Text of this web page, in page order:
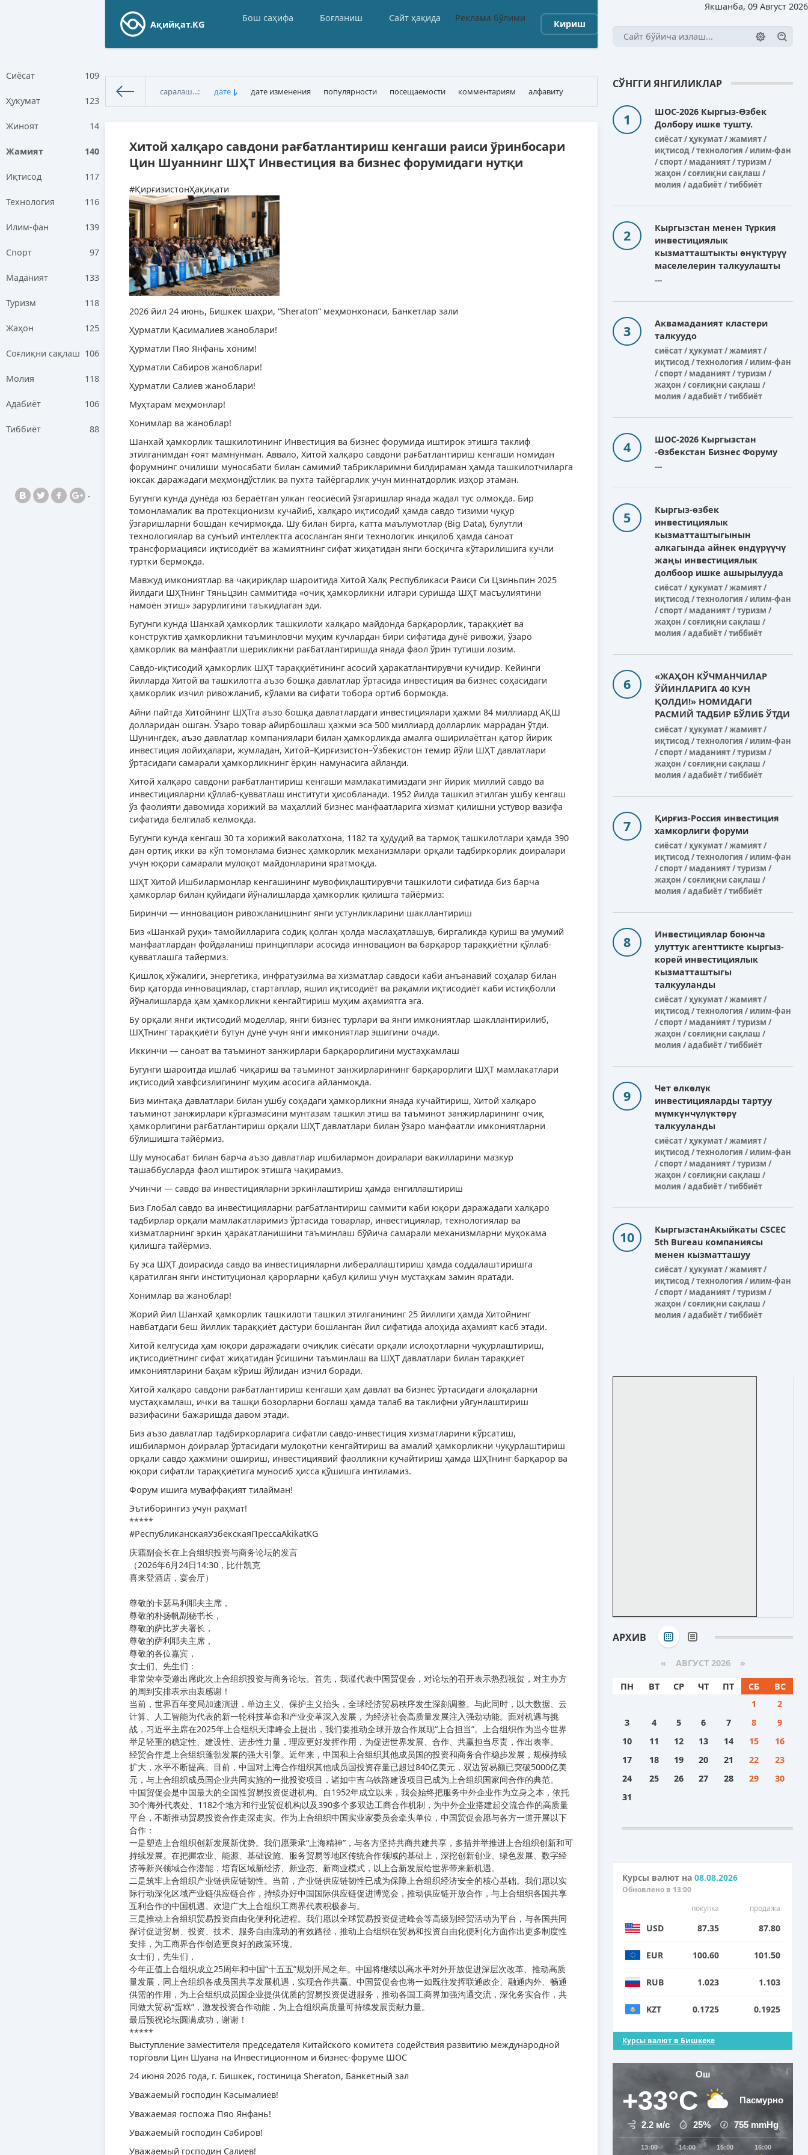
Якшанба, 09 Август 2026
Ақийқат.KG
Бош саҳифа Боғланиш Сайт ҳақида Реклама бўлими
Кириш
Сиёсат 109
Ҳукумат 123
Жиноят 14
Жамият 140
Иқтисод 117
Технология 116
Илим-фан 139
Спорт 97
Маданият 133
Туризм 118
Жаҳон 125
Соғлиқни сақлаш 106
Молия 118
Адабиёт 106
Тиббиёт 88
.
саралаш...: дате дате изменения популярности посещаемости комментариям алфавиту
Хитой халқаро савдони рағбатлантириш кенгаши раиси ўринбосари
Цин Шуаннинг ШҲТ Инвестиция ва бизнес форумидаги нутқи
#ҚирғизистонҲақиқати
2026 йил 24 июнь, Бишкек шаҳри, “Sheraton” меҳмонхонаси, Банкетлар зали
Ҳурматли Қасималиев жаноблари!
Ҳурматли Пяо Янфань хоним!
Ҳурматли Сабиров жаноблари!
Ҳурматли Салиев жаноблари!
Муҳтарам меҳмонлар!
Хонимлар ва жаноблар!
Шанхай ҳамкорлик ташкилотининг Инвестиция ва бизнес форумида иштирок этишга таклиф
этилганимдан ғоят мамнунман. Аввало, Хитой халқаро савдони рағбатлантириш кенгаши номидан
форумнинг очилиши муносабати билан самимий табрикларимни билдираман ҳамда ташкилотчиларга
юксак даражадаги меҳмондўстлик ва пухта тайёргарлик учун миннатдорлик изҳор этаман.
Бугунги кунда дунёда юз бераётган улкан геосиёсий ўзгаришлар янада жадал тус олмоқда. Бир
томонламалик ва протекционизм кучайиб, халқаро иқтисодий ҳамда савдо тизими чуқур
ўзгаришларни бошдан кечирмоқда. Шу билан бирга, катта маълумотлар (Big Data), булутли
технологиялар ва сунъий интеллектга асосланган янги технологик инқилоб ҳамда саноат
трансформацияси иқтисодиёт ва жамиятнинг сифат жиҳатидан янги босқичга кўтарилишига кучли
туртки бермоқда.
Мавжуд имкониятлар ва чақириқлар шароитида Хитой Халқ Республикаси Раиси Си Цзиньпин 2025
йилдаги ШҲТнинг Тяньцзин саммитида «очиқ ҳамкорликни илгари суришда ШҲТ масъулиятини
намоён этиш» зарурлигини таъкидлаган эди.
Бугунги кунда Шанхай ҳамкорлик ташкилоти халқаро майдонда барқарорлик, тараққиёт ва
конструктив ҳамкорликни таъминловчи муҳим кучлардан бири сифатида дунё ривожи, ўзаро
ҳамкорлик ва манфаатли шерикликни рағбатлантиришда янада фаол ўрин тутиши лозим.
Савдо-иқтисодий ҳамкорлик ШҲТ тараққиётининг асосий ҳаракатлантирувчи кучидир. Кейинги
йилларда Хитой ва ташкилотга аъзо бошқа давлатлар ўртасида инвестиция ва бизнес соҳасидаги
ҳамкорлик изчил ривожланиб, кўлами ва сифати тобора ортиб бормоқда.
Айни пайтда Хитойнинг ШҲТга аъзо бошқа давлатлардаги инвестициялари ҳажми 84 миллиард АҚШ
долларидан ошган. Ўзаро товар айирбошлаш ҳажми эса 500 миллиард долларлик маррадан ўтди.
Шунингдек, аъзо давлатлар компаниялари билан ҳамкорликда амалга оширилаётган қатор йирик
инвестиция лойиҳалари, жумладан, Хитой–Қирғизистон–Ўзбекистон темир йўли ШҲТ давлатлари
ўртасидаги самарали ҳамкорликнинг ёрқин намунасига айланди.
Хитой халқаро савдони рағбатлантириш кенгаши мамлакатимиздаги энг йирик миллий савдо ва
инвестицияларни қўллаб-қувватлаш институти ҳисобланади. 1952 йилда ташкил этилган ушбу кенгаш
ўз фаолияти давомида хорижий ва маҳаллий бизнес манфаатларига хизмат қилишни устувор вазифа
сифатида белгилаб келмоқда.
Бугунги кунда кенгаш 30 та хорижий ваколатхона, 1182 та ҳудудий ва тармоқ ташкилотлари ҳамда 390
дан ортиқ икки ва кўп томонлама бизнес ҳамкорлик механизмлари орқали тадбиркорлик доиралари
учун юқори самарали мулоқот майдонларини яратмоқда.
ШҲТ Хитой Ишбилармонлар кенгашининг мувофиқлаштирувчи ташкилоти сифатида биз барча
ҳамкорлар билан қуйидаги йўналишларда ҳамкорлик қилишга тайёрмиз:
Биринчи — инновацион ривожланишнинг янги устунликларини шакллантириш
Биз «Шанхай руҳи» тамойилларига содиқ қолган ҳолда маслаҳатлашув, биргаликда қуриш ва умумий
манфаатлардан фойдаланиш принциплари асосида инновацион ва барқарор тараққиётни қўллаб-
қувватлашга тайёрмиз.
Қишлоқ хўжалиги, энергетика, инфратузилма ва хизматлар савдоси каби анъанавий соҳалар билан
бир қаторда инновациялар, стартаплар, яшил иқтисодиёт ва рақамли иқтисодиёт каби истиқболли
йўналишларда ҳам ҳамкорликни кенгайтириш муҳим аҳамиятга эга.
Бу орқали янги иқтисодий моделлар, янги бизнес турлари ва янги имкониятлар шакллантирилиб,
ШҲТнинг тараққиёти бутун дунё учун янги имкониятлар эшигини очади.
Иккинчи — саноат ва таъминот занжирлари барқарорлигини мустаҳкамлаш
Бугунги шароитда ишлаб чиқариш ва таъминот занжирларининг барқарорлиги ШҲТ мамлакатлари
иқтисодий хавфсизлигининг муҳим асосига айланмоқда.
Биз минтақа давлатлари билан ушбу соҳадаги ҳамкорликни янада кучайтириш, Хитой халқаро
таъминот занжирлари кўргазмасини мунтазам ташкил этиш ва таъминот занжирларининг очиқ
ҳамкорлигини рағбатлантириш орқали ШҲТ давлатлари билан ўзаро манфаатли имкониятларни
бўлишишга тайёрмиз.
Шу муносабат билан барча аъзо давлатлар ишбилармон доиралари вакилларини мазкур
ташаббусларда фаол иштирок этишга чақирамиз.
Учинчи — савдо ва инвестицияларни эркинлаштириш ҳамда енгиллаштириш
Биз Глобал савдо ва инвестицияларни рағбатлантириш саммити каби юқори даражадаги халқаро
тадбирлар орқали мамлакатларимиз ўртасида товарлар, инвестициялар, технологиялар ва
хизматларнинг эркин ҳаракатланишини таъминлаш бўйича самарали механизмларни муҳокама
қилишга тайёрмиз.
Бу эса ШҲТ доирасида савдо ва инвестицияларни либераллаштириш ҳамда соддалаштиришга
қаратилган янги институционал қарорларни қабул қилиш учун мустаҳкам замин яратади.
Хонимлар ва жаноблар!
Жорий йил Шанхай ҳамкорлик ташкилоти ташкил этилганининг 25 йиллиги ҳамда Хитойнинг
навбатдаги беш йиллик тараққиёт дастури бошланган йил сифатида алоҳида аҳамият касб этади.
Хитой келгусида ҳам юқори даражадаги очиқлик сиёсати орқали ислоҳотларни чуқурлаштириш,
иқтисодиётнинг сифат жиҳатидан ўсишини таъминлаш ва ШҲТ давлатлари билан тараққиёт
имкониятларини баҳам кўриш йўлидан изчил боради.
Хитой халқаро савдони рағбатлантириш кенгаши ҳам давлат ва бизнес ўртасидаги алоқаларни
мустаҳкамлаш, ички ва ташқи бозорларни боғлаш ҳамда талаб ва таклифни уйғунлаштириш
вазифасини бажаришда давом этади.
Биз аъзо давлатлар тадбиркорларига сифатли савдо-инвестиция хизматларини кўрсатиш,
ишбилармон доиралар ўртасидаги мулоқотни кенгайтириш ва амалий ҳамкорликни чуқурлаштириш
орқали савдо ҳажмини ошириш, инвестициявий фаолликни кучайтириш ҳамда ШҲТнинг барқарор ва
юқори сифатли тараққиётига муносиб ҳисса қўшишга интиламиз.
Форум ишига муваффақият тилайман!
Эътиборингиз учун раҳмат!
*****
#РеспубликанскаяУзбекскаяПрессаAkikatKG
庆霜副会长在上合组织投资与商务论坛的发言
（2026年6月24日14:30，比什凯克
喜来登酒店，宴会厅）
尊敬的卡瑟马利耶夫主席，
尊敬的朴扬帆副秘书长，
尊敬的萨比罗夫署长，
尊敬的萨利耶夫主席，
尊敬的各位嘉宾，
女士们、先生们：
非常荣幸受邀出席此次上合组织投资与商务论坛。首先，我谨代表中国贸促会，对论坛的召开表示热烈祝贺，对主办方
的周到安排表示由衷感谢！
当前，世界百年变局加速演进，单边主义、保护主义抬头，全球经济贸易秩序发生深刻调整。与此同时，以大数据、云
计算、人工智能为代表的新一轮科技革命和产业变革深入发展，为经济社会高质量发展注入强劲动能。面对机遇与挑
战，习近平主席在2025年上合组织天津峰会上提出，我们要推动全球开放合作展现“上合担当”。上合组织作为当今世界
举足轻重的稳定性、建设性、进步性力量，理应更好发挥作用，为促进世界发展、合作、共赢担当尽责，作出表率。
经贸合作是上合组织蓬勃发展的强大引擎。近年来，中国和上合组织其他成员国的投资和商务合作稳步发展，规模持续
扩大，水平不断提高。目前，中国对上海合作组织其他成员国投资存量已超过840亿美元，双边贸易额已突破5000亿美
元，与上合组织成员国企业共同实施的一批投资项目，诸如中吉乌铁路建设项目已成为上合组织国家间合作的典范。
中国贸促会是中国最大的全国性贸易投资促进机构。自1952年成立以来，我会始终把服务中外企业作为立身之本，依托
30个海外代表处、1182个地方和行业贸促机构以及390多个多双边工商合作机制，为中外企业搭建起交流合作的高质量
平台，不断推动贸易投资合作走深走实。作为上合组织中国实业家委员会牵头单位，中国贸促会愿与各方一道开展以下
合作：
一是塑造上合组织创新发展新优势。我们愿秉承“上海精神”，与各方坚持共商共建共享，多措并举推进上合组织创新和可
持续发展。在把握农业、能源、基础设施、服务贸易等地区传统合作领域的基础上，深挖创新创业、绿色发展、数字经
济等新兴领域合作潜能，培育区域新经济、新业态、新商业模式，以上合新发展给世界带来新机遇。
二是筑牢上合组织产业链供应链韧性。当前，产业链供应链韧性已成为保障上合组织经济安全的核心基础。我们愿以实
际行动深化区域产业链供应链合作，持续办好中国国际供应链促进博览会，推动供应链开放合作，与上合组织各国共享
互利合作的中国机遇。欢迎广大上合组织工商界代表积极参与。
三是推动上合组织贸易投资自由化便利化进程。我们愿以全球贸易投资促进峰会等高级别经贸活动为平台，与各国共同
探讨促进贸易、投资、技术、服务自由流动的有效路径，推动上合组织在贸易和投资自由化便利化方面作出更多制度性
安排，为工商界合作创造更良好的政策环境。
女士们，先生们，
今年正值上合组织成立25周年和中国“十五五”规划开局之年。中国将继续以高水平对外开放促进深层次改革、推动高质
量发展，同上合组织各成员国共享发展机遇，实现合作共赢。中国贸促会也将一如既往发挥联通政企、融通内外、畅通
供需的作用，为上合组织成员国企业提供优质的贸易投资促进服务，推动各国工商界加强沟通交流，深化务实合作，共
同做大贸易“蛋糕”，激发投资合作动能，为上合组织高质量可持续发展贡献力量。
最后预祝论坛圆满成功，谢谢！
*****
Выступление заместителя председателя Китайского комитета содействия развитию международной
торговли Цин Шуана на Инвестиционном и бизнес-форуме ШОС
24 июня 2026 года, г. Бишкек, гостиница Sheraton, Банкетный зал
Уважаемый господин Касымалиев!
Уважаемая госпожа Пяо Янфань!
Уважаемый господин Сабиров!
Уважаемый господин Салиев!
СЎНГГИ ЯНГИЛИКЛАР
ШОС-2026 Кыргыз-Өзбек
Долбору ишке тушту.
сиёсат / ҳукумат / жамият /
иқтисод / технология / илим-фан
/ спорт / маданият / туризм /
жаҳон / соғлиқни сақлаш /
молия / адабиёт / тиббиёт
Кыргызстан менен Түркия
инвестициялык
кызматташтыкты өнүктүрүү
маселелерин талкуулашты
---
Аквамаданият кластери
талкуудо
сиёсат / ҳукумат / жамият /
иқтисод / технология / илим-фан
/ спорт / маданият / туризм /
жаҳон / соғлиқни сақлаш /
молия / адабиёт / тиббиёт
ШОС-2026 Кыргызстан
-Өзбекстан Бизнес Форуму
---
Кыргыз-өзбек
инвестициялык
кызматташтыгынын
алкагында айнек өндүрүүчү
жаңы инвестициялык
долбоор ишке ашырылууда
сиёсат / ҳукумат / жамият /
иқтисод / технология / илим-фан
/ спорт / маданият / туризм /
жаҳон / соғлиқни сақлаш /
молия / адабиёт / тиббиёт
«ЖАҲОН КЎЧМАНЧИЛАР
ЎЙИНЛАРИГА 40 КУН
ҚОЛДИ!» НОМИДАГИ
РАСМИЙ ТАДБИР БЎЛИБ ЎТДИ
сиёсат / ҳукумат / жамият /
иқтисод / технология / илим-фан
/ спорт / маданият / туризм /
жаҳон / соғлиқни сақлаш /
молия / адабиёт / тиббиёт
Қирғиз-Россия инвестиция
хамкорлиги форуми
сиёсат / ҳукумат / жамият /
иқтисод / технология / илим-фан
/ спорт / маданият / туризм /
жаҳон / соғлиқни сақлаш /
молия / адабиёт / тиббиёт
Инвестициялар боюнча
улуттук агенттикте кыргыз-
корей инвестициялык
кызматташтыгы
талкууланды
сиёсат / ҳукумат / жамият /
иқтисод / технология / илим-фан
/ спорт / маданият / туризм /
жаҳон / соғлиқни сақлаш /
молия / адабиёт / тиббиёт
Чет өлкөлүк
инвестицияларды тартуу
мүмкүнчүлүктөрү
талкууланды
сиёсат / ҳукумат / жамият /
иқтисод / технология / илим-фан
/ спорт / маданият / туризм /
жаҳон / соғлиқни сақлаш /
молия / адабиёт / тиббиёт
КыргызстанАкыйкаты CSCEC
5th Bureau компаниясы
менен кызматташуу
сиёсат / ҳукумат / жамият /
иқтисод / технология / илим-фан
/ спорт / маданият / туризм /
жаҳон / соғлиқни сақлаш /
молия / адабиёт / тиббиёт
АРХИВ
« АВГУСТ 2026 »
ПН ВТ СР ЧТ ПТ СБ
ВС
1
2
3
4 5 6 7 8
9
10
11 12 13 14 15
16
17
18 19 20 21 22
23
24
25 26 27 28 29
30
31
Курсы валют на 08.08.2026
Обновлено в 13:00
покупка
продажа
USD 87.35 87.80
EUR 100.60 101.50
RUB 1.023 1.103
KZT 0.1725 0.1925
Курсы валют в Бишкеке
Ош
+33°C Пасмурно
2.2 м/с 25% 755 mmHg
13:00 14:00 15:00 16:00